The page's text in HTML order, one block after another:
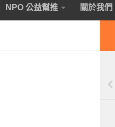
NPO 公益幫推 關於我們